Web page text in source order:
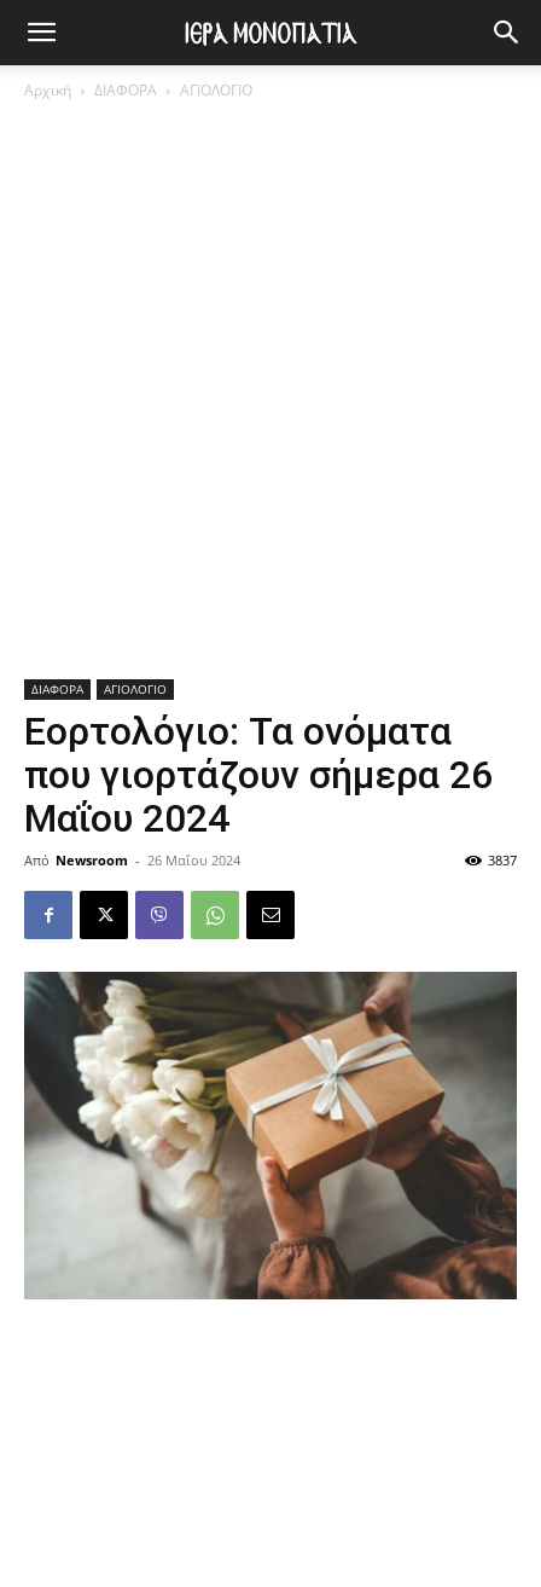
Αρχική ΔΙΑΦΟΡΑ ΑΓΙΟΛΟΓΙΟ
ΔΙΑΦΟΡΑ ΑΓΙΟΛΟΓΙΟ
Εορτολόγιο: Τα ονόματα
που γιορτάζουν σήμερα 26
Μαΐου 2024
Από Newsroom - 26 Μαΐου 2024 3837